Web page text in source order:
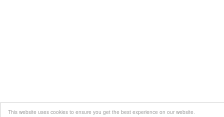
This website uses cookies to ensure you get the best experience on our website.